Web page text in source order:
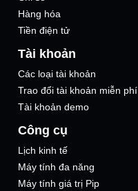
Hàng hóa
Tiền điện tử
Tài khoản
Các loại tài khoản
Trao đổi tài khoản miễn phí
Tài khoản demo
Công cụ
Lịch kinh tế
Máy tính đa năng
Máy tính giá trị Pip